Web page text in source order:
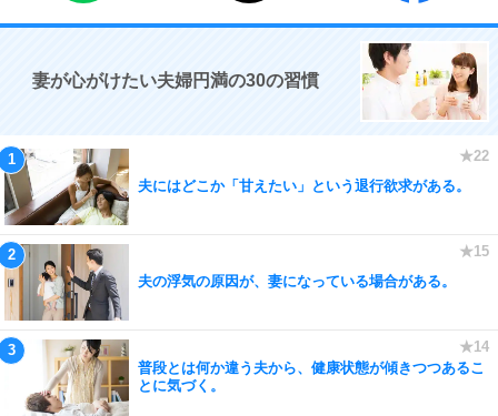
妻が心がけたい夫婦円満の30の習慣
夫にはどこか「甘えたい」という退行欲求がある。
夫の浮気の原因が、妻になっている場合がある。
普段とは何か違う夫から、健康状態が傾きつつあるこ
とに気づく。